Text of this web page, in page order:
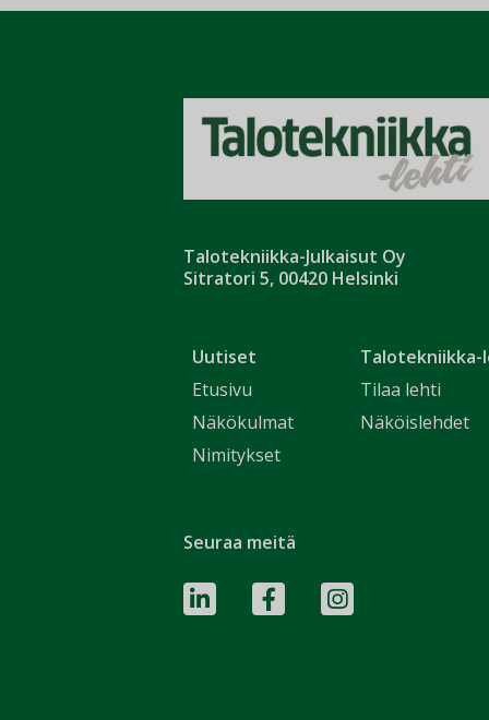
Talotekniikka-Julkaisut Oy
Sitratori 5, 00420 Helsinki
Uutiset
Etusivu
Näkökulmat
Nimitykset
Tilaa lehti
Näköislehdet
Seuraa meitä